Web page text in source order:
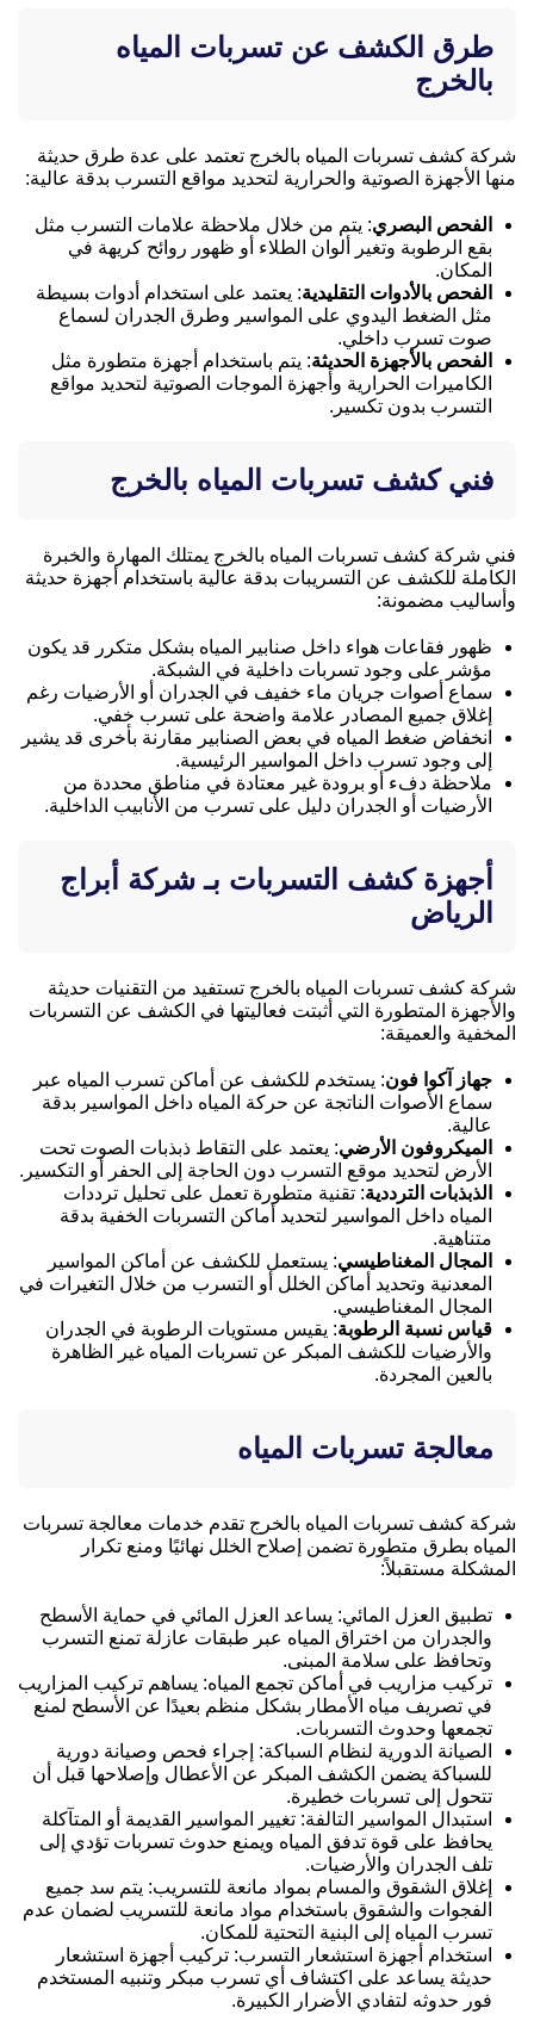
طرق الكشف عن تسربات المياه
بالخرج
شركة كشف تسربات المياه بالخرج تعتمد على عدة طرق حديثة
منها الأجهزة الصوتية والحرارية لتحديد مواقع التسرب بدقة عالية:
الفحص البصري: يتم من خلال ملاحظة علامات التسرب مثل
بقع الرطوبة وتغير ألوان الطلاء أو ظهور روائح كريهة في
المكان.
الفحص بالأدوات التقليدية: يعتمد على استخدام أدوات بسيطة
مثل الضغط اليدوي على المواسير وطرق الجدران لسماع
صوت تسرب داخلي.
الفحص بالأجهزة الحديثة: يتم باستخدام أجهزة متطورة مثل
الكاميرات الحرارية وأجهزة الموجات الصوتية لتحديد مواقع
التسرب بدون تكسير.
فني كشف تسربات المياه بالخرج
فني شركة كشف تسربات المياه بالخرج يمتلك المهارة والخبرة
الكاملة للكشف عن التسريبات بدقة عالية باستخدام أجهزة حديثة
وأساليب مضمونة:
ظهور فقاعات هواء داخل صنابير المياه بشكل متكرر قد يكون
مؤشر على وجود تسربات داخلية في الشبكة.
سماع أصوات جريان ماء خفيف في الجدران أو الأرضيات رغم
إغلاق جميع المصادر علامة واضحة على تسرب خفي.
انخفاض ضغط المياه في بعض الصنابير مقارنة بأخرى قد يشير
إلى وجود تسرب داخل المواسير الرئيسية.
ملاحظة دفء أو برودة غير معتادة في مناطق محددة من
الأرضيات أو الجدران دليل على تسرب من الأنابيب الداخلية.
أجهزة كشف التسربات بـ شركة أبراج
الرياض
شركة كشف تسربات المياه بالخرج تستفيد من التقنيات حديثة
والأجهزة المتطورة التي أثبتت فعاليتها في الكشف عن التسربات
المخفية والعميقة:
جهاز آكوا فون: يستخدم للكشف عن أماكن تسرب المياه عبر
سماع الأصوات الناتجة عن حركة المياه داخل المواسير بدقة
عالية.
الميكروفون الأرضي: يعتمد على التقاط ذبذبات الصوت تحت
الأرض لتحديد موقع التسرب دون الحاجة إلى الحفر أو التكسير.
الذبذبات الترددية: تقنية متطورة تعمل على تحليل ترددات
المياه داخل المواسير لتحديد أماكن التسربات الخفية بدقة
متناهية.
المجال المغناطيسي: يستعمل للكشف عن أماكن المواسير
المعدنية وتحديد أماكن الخلل أو التسرب من خلال التغيرات في
المجال المغناطيسي.
قياس نسبة الرطوبة: يقيس مستويات الرطوبة في الجدران
والأرضيات للكشف المبكر عن تسربات المياه غير الظاهرة
بالعين المجردة.
معالجة تسربات المياه
شركة كشف تسربات المياه بالخرج تقدم خدمات معالجة تسربات
المياه بطرق متطورة تضمن إصلاح الخلل نهائيًا ومنع تكرار
المشكلة مستقبلاً:
تطبيق العزل المائي: يساعد العزل المائي في حماية الأسطح
والجدران من اختراق المياه عبر طبقات عازلة تمنع التسرب
وتحافظ على سلامة المبنى.
تركيب مزاريب في أماكن تجمع المياه: يساهم تركيب المزاريب
في تصريف مياه الأمطار بشكل منظم بعيدًا عن الأسطح لمنع
تجمعها وحدوث التسربات.
الصيانة الدورية لنظام السباكة: إجراء فحص وصيانة دورية
للسباكة يضمن الكشف المبكر عن الأعطال وإصلاحها قبل أن
تتحول إلى تسربات خطيرة.
استبدال المواسير التالفة: تغيير المواسير القديمة أو المتآكلة
يحافظ على قوة تدفق المياه ويمنع حدوث تسربات تؤدي إلى
تلف الجدران والأرضيات.
إغلاق الشقوق والمسام بمواد مانعة للتسريب: يتم سد جميع
الفجوات والشقوق باستخدام مواد مانعة للتسريب لضمان عدم
تسرب المياه إلى البنية التحتية للمكان.
استخدام أجهزة استشعار التسرب: تركيب أجهزة استشعار
حديثة يساعد على اكتشاف أي تسرب مبكر وتنبيه المستخدم
فور حدوثه لتفادي الأضرار الكبيرة.